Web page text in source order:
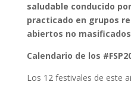
saludable conducido
practicado en grupos
abiertos no masificados
Calendario de los
Los 12 festivales de este